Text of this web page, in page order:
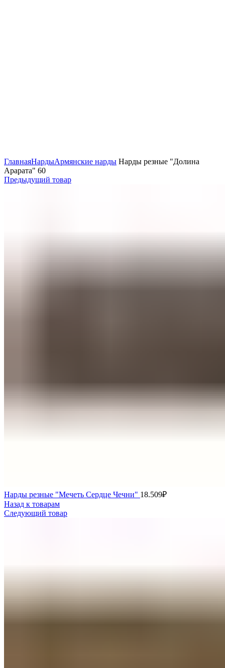
ГлавнаяНардыАрмянские нарды Нарды резные "Долина
Арарата" 60
Предыдущий товар
Нарды резные "Мечеть Сердце Чечни" 18.509₽
Назад к товарам
Следующий товар